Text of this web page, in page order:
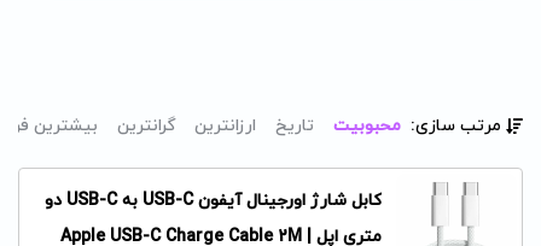
مرتب سازی: محبوبیت تاریخ ارزانترین گرانترین بیشترین
کابل شارژ اورجینال آیفون USB-C به USB-C دو
متری اپل | Apple USB-C Charge Cable 2M